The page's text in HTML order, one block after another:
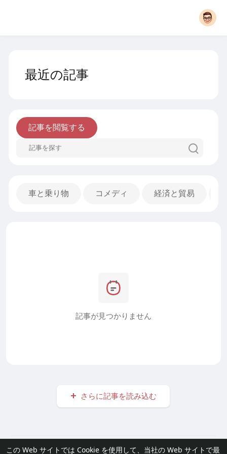
この Web サイトでは Cookie を使用して、当社の Web サイトで最
最近の記事
記事を閲覧する
車と乗り物 コメディ 経済と貿易
記事が見つかりません
さらに記事を読み込む
© 2026 furisode Link